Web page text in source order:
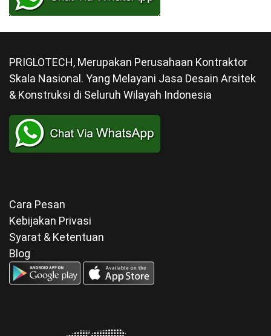
PRIGLOTECH, Merupakan Perusahaan Kontraktor
Skala Nasional. Yang Melayani Jasa Desain Arsitek
& Konstruksi di Seluruh Wilayah Indonesia
Cara Pesan
Kebijakan Privasi
Syarat & Ketentuan
Blog